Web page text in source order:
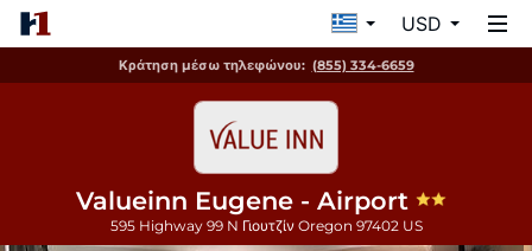
USD
Κράτηση μέσω τηλεφώνου: (855) 334-6659
Valueinn Eugene - Airport
595 Highway 99 N Γιουτζίν Oregon 97402 US